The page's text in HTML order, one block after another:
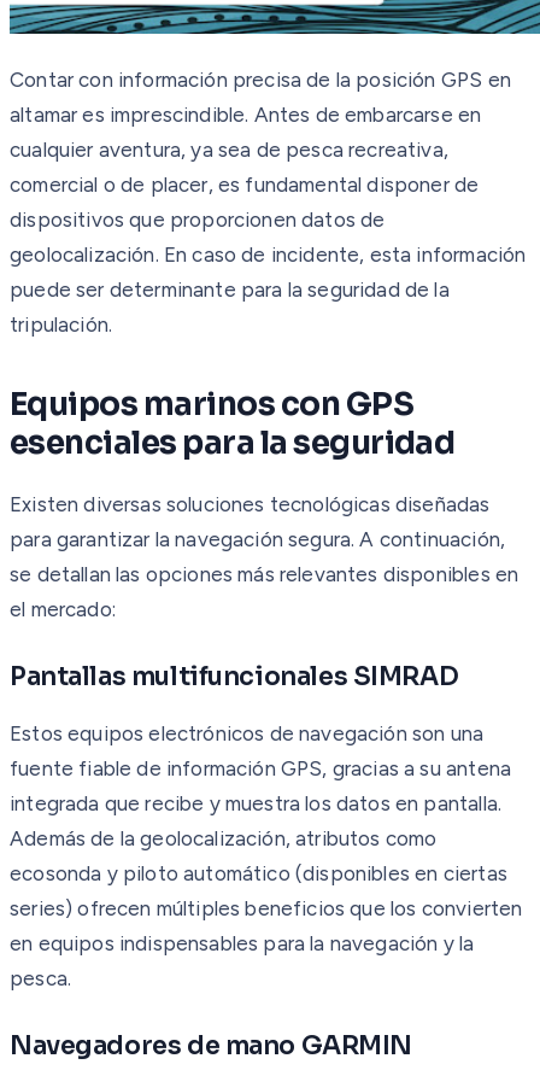
Contar con información precisa de la posición GPS en
altamar es imprescindible. Antes de embarcarse en
cualquier aventura, ya sea de pesca recreativa,
comercial o de placer, es fundamental disponer de
dispositivos que proporcionen datos de
geolocalización. En caso de incidente, esta información
puede ser determinante para la seguridad de la
tripulación.
Equipos marinos con GPS
esenciales para la seguridad
Existen diversas soluciones tecnológicas diseñadas
para garantizar la navegación segura. A continuación,
se detallan las opciones más relevantes disponibles en
el mercado:
Pantallas multifuncionales SIMRAD
Estos equipos electrónicos de navegación son una
fuente fiable de información GPS, gracias a su antena
integrada que recibe y muestra los datos en pantalla.
Además de la geolocalización, atributos como
ecosonda y piloto automático (disponibles en ciertas
series) ofrecen múltiples beneficios que los convierten
en equipos indispensables para la navegación y la
pesca.
Navegadores de mano GARMIN